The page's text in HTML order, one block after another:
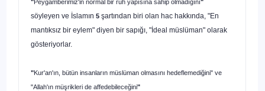
"Peygamberimiz'in normal bir ruh yapısına sahip olmadığını"
söyleyen ve İslamın 5 şartından biri olan hac hakkında, "En
mantıksız bir eylem" diyen bir sapığı, "İdeal müslüman" olarak
gösteriyorlar.
"Kur'an'ın, bütün insanların müslüman olmasını hedeflemediğini" ve
"Allah'ın müşrikleri de affedebileceğini"